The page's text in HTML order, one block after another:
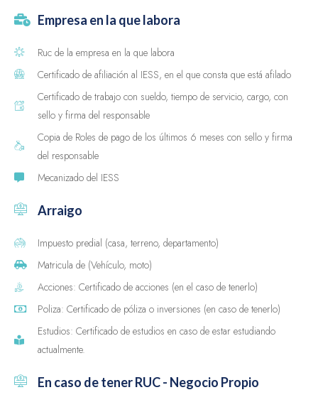
Empresa en la que labora
Ruc de la empresa en la que labora
Certificado de afiliación al IESS, en el que consta que está afilado
Certificado de trabajo con sueldo, tiempo de servicio, cargo, con
sello y firma del responsable
Copia de Roles de pago de los últimos 6 meses con sello y firma
del responsable
Mecanizado del IESS
Arraigo
Impuesto predial (casa, terreno, departamento)
Matricula de (Vehículo, moto)
Acciones: Certificado de acciones (en el caso de tenerlo)
Poliza: Certificado de póliza o inversiones (en caso de tenerlo)
Estudios: Certificado de estudios en caso de estar estudiando
actualmente.
En caso de tener RUC - Negocio Propio